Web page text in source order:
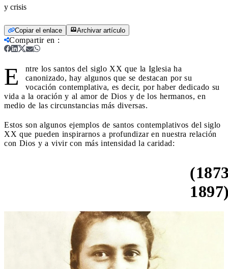
y crisis
Copiar el enlace Archivar artículo
Compartir en :
E
ntre los santos del siglo XX que la Iglesia ha
canonizado, hay algunos que se destacan por su
vocación contemplativa, es decir, por haber dedicado su
vida a la oración y al amor de Dios y de los hermanos, en
medio de las circunstancias más diversas.
Estos son algunos ejemplos de santos contemplativos del siglo
XX que pueden inspirarnos a profundizar en nuestra relación
con Dios y a vivir con más intensidad la caridad: